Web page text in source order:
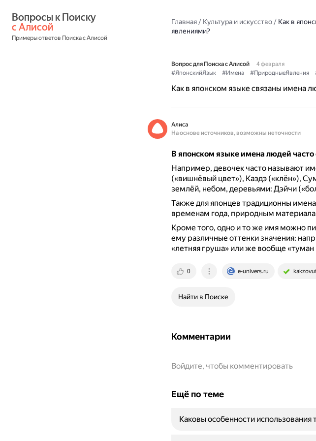
с Алисой
Примеры ответов Поиска с Алисой
Главная/ Культура и искусство/ Как в
явлениями?
Вопрос для Поиска с Алисой
4 февраля
#ЯпонскийЯзык
#Имена #ПриродныеЯвления
Как в японском языке связаны имена
Алиса
На основе источников, возможны неточности
В японском языке имена людей
Например, девочек часто называют
(«вишнёвый цвет»), Каэдэ («клён»),
землёй, небом, деревьями: Дэйчи
Также для японцев традиционны
временам года, природным
Кроме того, одно и то же имя можно
ему различные оттенки значения:
«летняя груша» или же вообще «туман
0 e-univers.ru
Найти в Поиске
Комментарии
Войдите, чтобы комментировать
Ещё по теме
Каковы особенности